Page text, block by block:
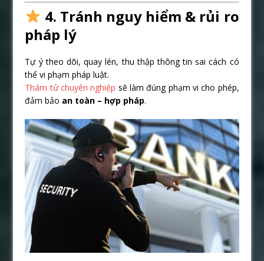
4. Tránh nguy hiểm & rủi ro
pháp lý
Tự ý theo dõi, quay lén, thu thập thông tin sai cách có
thể vi phạm pháp luật.
Thám tử chuyên nghiệp sẽ làm đúng phạm vi cho phép,
đảm bảo an toàn – hợp pháp.